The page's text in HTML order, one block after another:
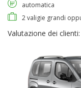
automatica
2 valigie grandi
Valutazione dei clienti: